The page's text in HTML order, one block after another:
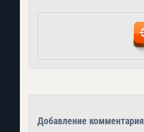
Добавление комментария